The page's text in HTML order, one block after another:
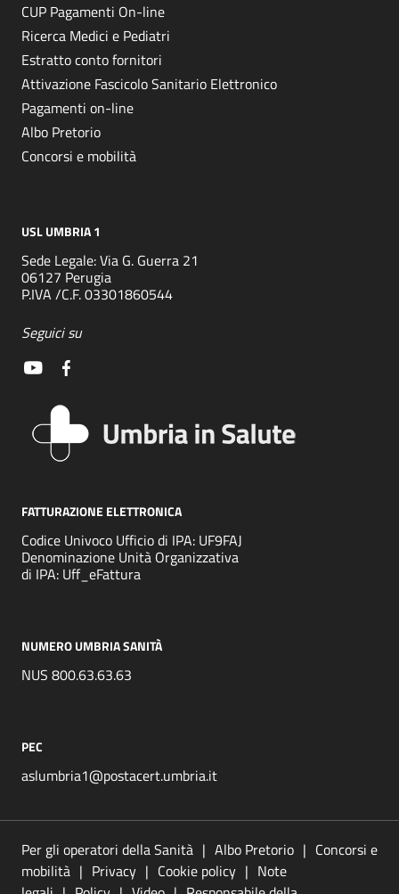
CUP Pagamenti On-line
Ricerca Medici e Pediatri
Estratto conto fornitori
Attivazione Fascicolo Sanitario Elettronico
Pagamenti on-line
Albo Pretorio
Concorsi e mobilità
USL UMBRIA 1
Sede Legale: Via G. Guerra 21
06127 Perugia
P.IVA /C.F. 03301860544
Seguici su
FATTURAZIONE ELETTRONICA
Codice Univoco Ufficio di IPA: UF9FAJ
Denominazione Unità Organizzativa
di IPA: Uff_eFattura
NUMERO UMBRIA SANITÀ
NUS 800.63.63.63
PEC
aslumbria1@postacert.umbria.it
Per gli operatori della Sanità Albo Pretorio
Concorsi e
mobilità
Privacy Cookie policy
Note